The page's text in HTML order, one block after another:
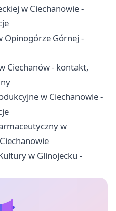
w Ciechanowie -
Opinogórze Górnej -
Ciechanów - kontakt,
w Ciechanowie -
w
w Glinojecku -